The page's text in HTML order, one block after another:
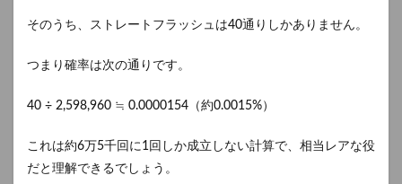
そのうち、ストレートフラッシュは40通りしかありません。
つまり確率は次の通りです。
40 ÷ 2,598,960 ≒ 0.0000154（約0.0015%）
これは約6万5千回に1回しか成立しない計算で、相当レアな役
だと理解できるでしょう。